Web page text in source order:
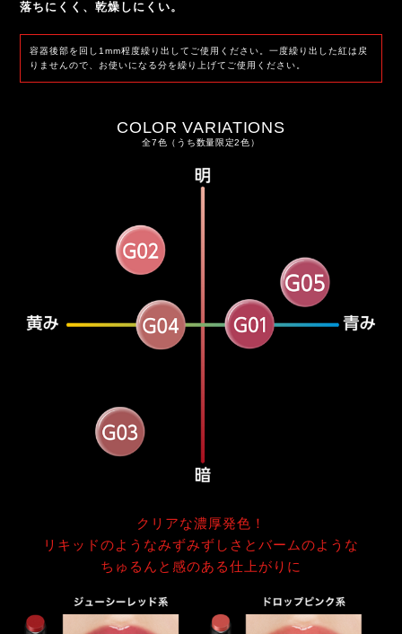
落ちにくく、乾燥しにくい。
容器後部を回し1mm程度繰り出してご使用ください。一度繰り出した紅は戻
りませんので、お使いになる分を繰り上げてご使用ください。
COLOR VARIATIONS
全7色（うち数量限定2色）
クリアな濃厚発色！
リキッドのようなみずみずしさとバームのような
ちゅるんと感のある仕上がりに